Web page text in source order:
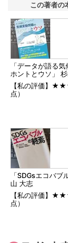
この著者の
「データが語る
ホントとウソ」
【私の評価】
点）
「SDGsエコバブ
山 大志
【私の評価】
点）